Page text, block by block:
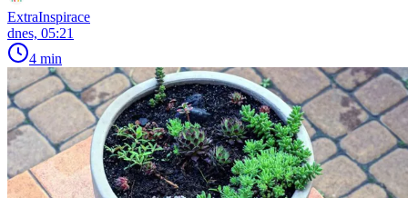
ExtraInspirace
dnes, 05:21
4 min